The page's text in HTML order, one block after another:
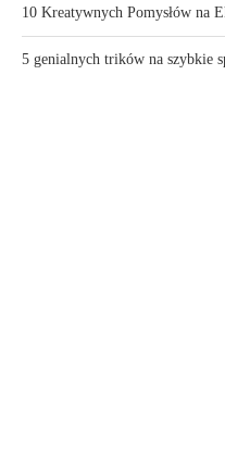
10 Kreatywnych Pomysłów na
5 genialnych trików na szybkie